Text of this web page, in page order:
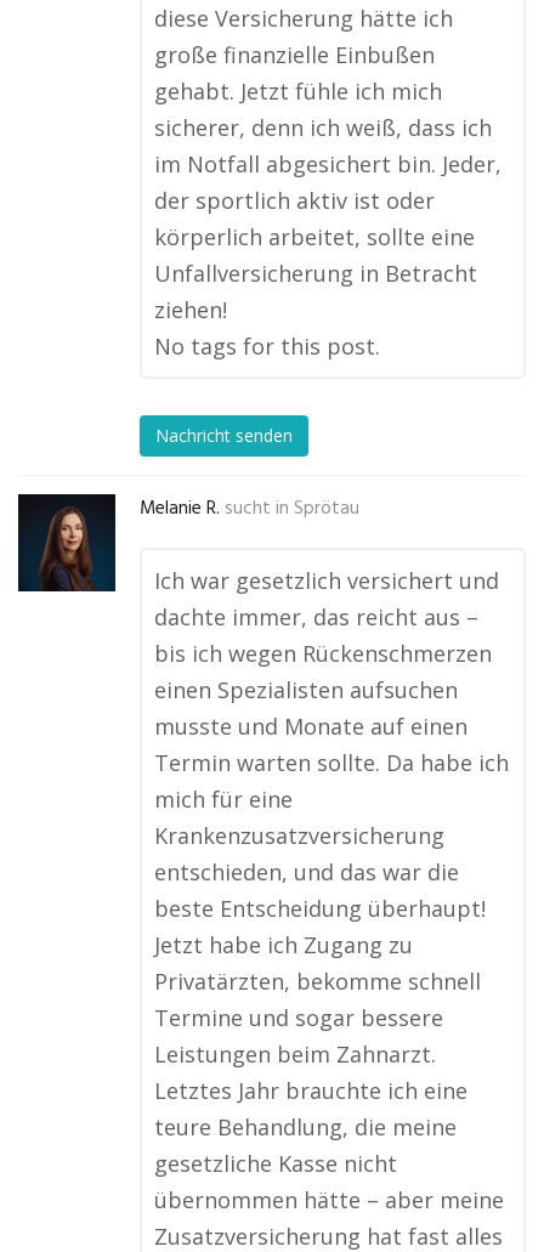
diese Versicherung hätte ich
große finanzielle Einbußen
gehabt. Jetzt fühle ich mich
sicherer, denn ich weiß, dass ich
im Notfall abgesichert bin. Jeder,
der sportlich aktiv ist oder
körperlich arbeitet, sollte eine
Unfallversicherung in Betracht
ziehen!
No tags for this post.
Nachricht senden
Melanie R. sucht in Sprötau
Ich war gesetzlich versichert und
dachte immer, das reicht aus –
bis ich wegen Rückenschmerzen
einen Spezialisten aufsuchen
musste und Monate auf einen
Termin warten sollte. Da habe ich
mich für eine
Krankenzusatzversicherung
entschieden, und das war die
beste Entscheidung überhaupt!
Jetzt habe ich Zugang zu
Privatärzten, bekomme schnell
Termine und sogar bessere
Leistungen beim Zahnarzt.
Letztes Jahr brauchte ich eine
teure Behandlung, die meine
gesetzliche Kasse nicht
übernommen hätte – aber meine
Zusatzversicherung hat fast alles